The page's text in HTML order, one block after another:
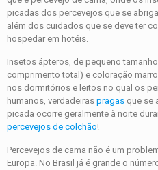
picadas dos percevejos que se
além dos cuidados que se deve ter
hospedar em hotéis.
Insetos ápteros, de pequeno
comprimento total) e coloração
nos dormitórios e leitos no qual os
humanos, verdadeiras pragas que se
picada ocorre geralmente à noite
percevejos de colchão!
Percevejos de cama não é um
Europa. No Brasil já é grande o